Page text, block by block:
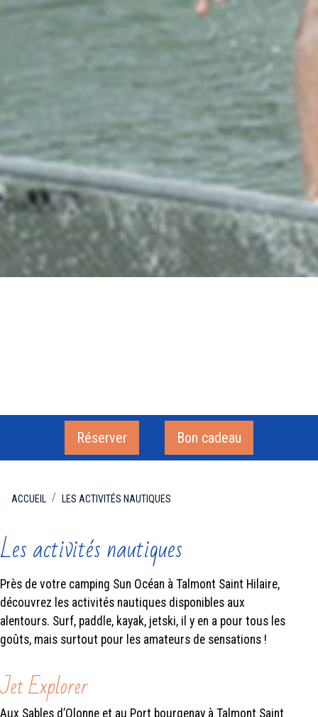
Réserver Bon cadeau
ACCUEIL LES ACTIVITÉS NAUTIQUES
Les activités nautiques
Près de votre camping Sun Océan à Talmont Saint Hilaire,
découvrez les activités nautiques disponibles aux
alentours. Surf, paddle, kayak, jetski, il y en a pour tous les
goûts, mais surtout pour les amateurs de sensations !
Jet Explorer
Aux Sables d’Olonne et au Port bourgenay à Talmont Saint